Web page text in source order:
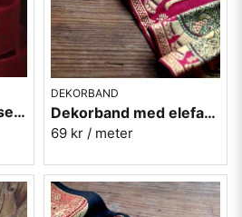
Dekorband med paisely - rosa
DEKORBAND
Dekorband med elefanter - röd
69 kr / meter